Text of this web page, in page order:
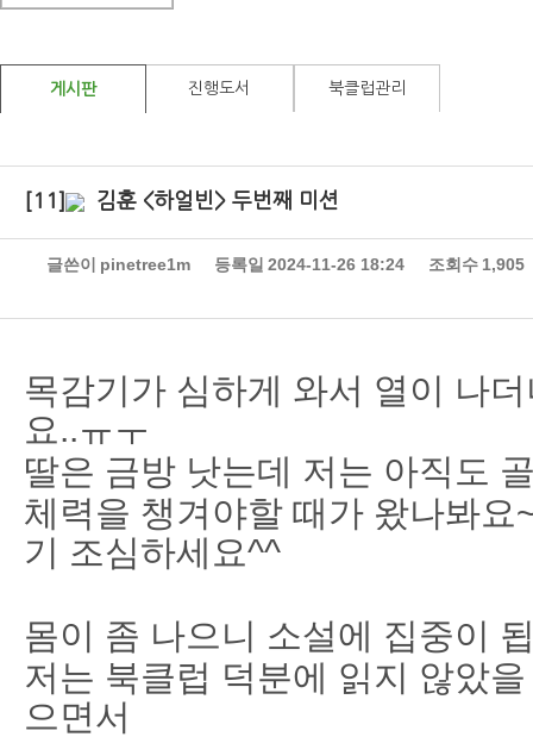
게시판 진행도서 북클럽관리
[11] 김훈 <하얼빈> 두번째 미션
글쓴이 pinetree1m 등록일 2024-11-26 18:24 조회수 1,905
목감기가 심하게 와서 열이 나
요..ㅠㅜ
딸은 금방 낫는데 저는 아직도
체력을 챙겨야할 때가 왔나봐요
기 조심하세요^^
몸이 좀 나으니 소설에 집중이
저는 북클럽 덕분에 읽지 않았
으면서